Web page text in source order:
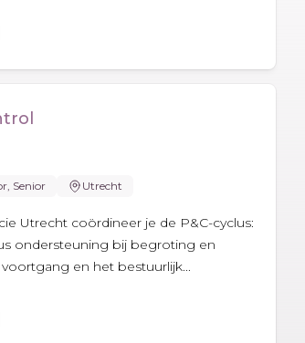
Senior Utrecht
Utrecht coördineer je de P&C-cyclus:
ondersteuning bij begroting en
en het bestuurlijk...